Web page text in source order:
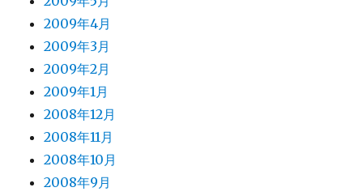
2009年4月
2009年3月
2009年2月
2009年1月
2008年12月
2008年11月
2008年10月
2008年9月